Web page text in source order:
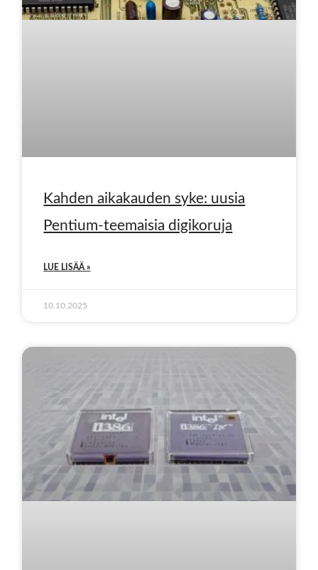
Kahden aikakauden syke: uusia
Pentium-teemaisia digikoruja
LUE LISÄÄ »
10.10.2025